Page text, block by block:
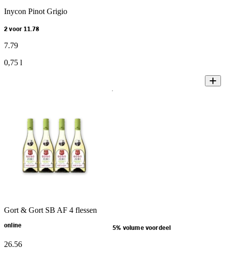
Inycon Pinot Grigio
2 voor 11.78
7.79
0,75 l
Gort & Gort SB AF 4 flessen
online 5% volume voordeel
26.56